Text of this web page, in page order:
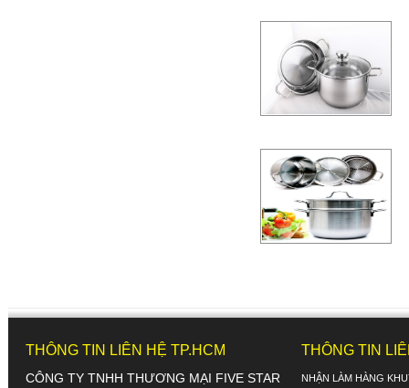
THÔNG TIN LIÊN HỆ TP.HCM
CÔNG TY TNHH THƯƠNG MẠI FIVE STAR
THÔNG TIN
NHẬN LÀM HÀNG